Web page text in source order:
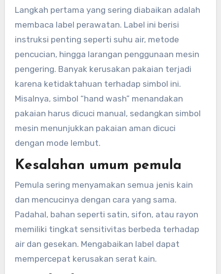
Langkah pertama yang sering diabaikan adalah
membaca label perawatan. Label ini berisi
instruksi penting seperti suhu air, metode
pencucian, hingga larangan penggunaan mesin
pengering. Banyak kerusakan pakaian terjadi
karena ketidaktahuan terhadap simbol ini.
Misalnya, simbol “hand wash” menandakan
pakaian harus dicuci manual, sedangkan simbol
mesin menunjukkan pakaian aman dicuci
dengan mode lembut.
Kesalahan umum pemula
Pemula sering menyamakan semua jenis kain
dan mencucinya dengan cara yang sama.
Padahal, bahan seperti satin, sifon, atau rayon
memiliki tingkat sensitivitas berbeda terhadap
air dan gesekan. Mengabaikan label dapat
mempercepat kerusakan serat kain.